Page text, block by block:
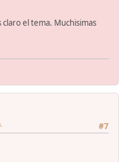
el tema. Muchisimas
#7